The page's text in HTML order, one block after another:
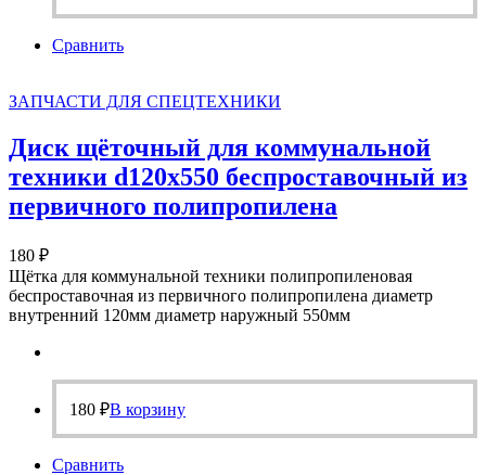
Сравнить
ЗАПЧАСТИ ДЛЯ СПЕЦТЕХНИКИ
Диск щёточный для коммунальной
техники d120х550 беспроставочный из
первичного полипропилена
180 ₽
Щётка для коммунальной техники полипропиленовая
беспроставочная из первичного полипропилена диаметр
внутренний 120мм диаметр наружный 550мм
180 ₽В корзину
Сравнить